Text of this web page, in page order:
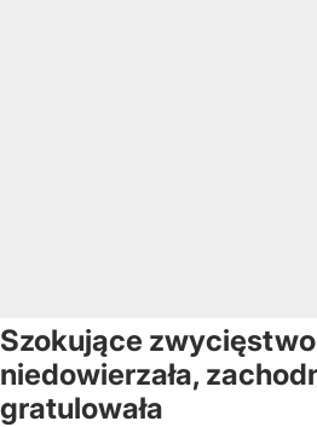
Szokujące zwycięstwo
niedowierzała,
gratulowała